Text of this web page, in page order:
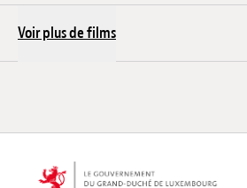
Voir plus de films